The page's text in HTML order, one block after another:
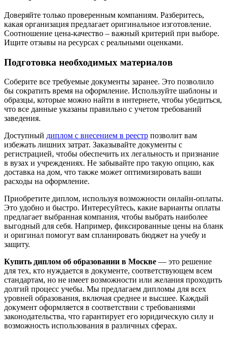
Доверяйте только проверенным компаниям. Разберитесь,
какая организация предлагает оригинальное изготовление.
Соотношение цена-качество – важный критерий при выборе.
Ищите отзывы на ресурсах с реальными оценками.
Подготовка необходимых материалов
Соберите все требуемые документы заранее. Это позволило
бы сократить время на оформление. Используйте шаблоны и
образцы, которые можно найти в интернете, чтобы убедиться,
что все данные указаны правильно с учетом требований
заведения.
Доступный диплом с внесением в реестр позволит вам
избежать лишних затрат. Заказывайте документы с
регистрацией, чтобы обеспечить их легальность и признание
в вузах и учреждениях. Не забывайте про такую опцию, как
доставка на дом, что также может оптимизировать ваши
расходы на оформление.
Приобретите диплом, используя возможности онлайн-оплаты.
Это удобно и быстро. Интересуйтесь, какие варианты оплаты
предлагает выбранная компания, чтобы выбрать наиболее
выгодный для себя. Например, фиксированные цены на бланк
и оригинал помогут вам спланировать бюджет на учебу и
защиту.
Купить диплом об образовании в Москве — это решение
для тех, кто нуждается в документе, соответствующем всем
стандартам, но не имеет возможности или желания проходить
долгий процесс учебы. Мы предлагаем дипломы для всех
уровней образования, включая среднее и высшее. Каждый
документ оформляется в соответствии с требованиями
законодательства, что гарантирует его юридическую силу и
возможность использования в различных сферах.